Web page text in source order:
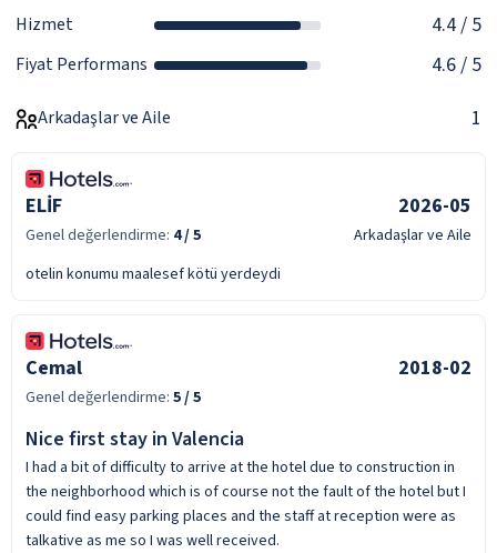
Hizmet 4.4/ 5
Fiyat Performans 4.6/ 5
Arkadaşlar ve Aile 1
ELİF 2026-05
Genel değerlendirme: 4/ 5
Arkadaşlar ve Aile
otelin konumu maalesef kötü yerdeydi
Cemal 2018-02
Genel değerlendirme: 5/ 5
Nice first stay in Valencia
I had a bit of difficulty to arrive at the hotel due to construction in
the neighborhood which is of course not the fault of the hotel but I
could find easy parking places and the staff at reception were as
talkative as me so I was well received.